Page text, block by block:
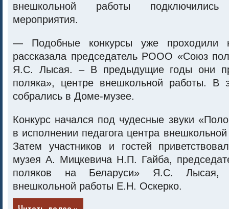
внешкольной работы
мероприятия.
— Подобные конкурсы уже проходили
рассказала председатель РООО «Союз
Я.С. Лысая. – В предыдущие годы они
поляка», центре внешкольной работы. В
собрались в Доме-музее.
Конкурс начался под чудесные звуки
в исполнении педагога центра
Затем участников и гостей
музея А. Мицкевича Н.П. Гайба,
поляков на Беларуси» Я.С. Лысая,
внешкольной работы Е.Н. Оскерко.